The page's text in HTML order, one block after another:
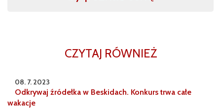
CZYTAJ RÓWNIEŻ
08. 7. 2023
Odkrywaj źródełka w Beskidach. Konkurs trwa całe
wakacje